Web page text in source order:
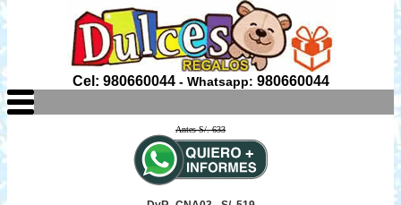
Cel: 980660044- Whatsapp: 980660044
Antes S/. 633